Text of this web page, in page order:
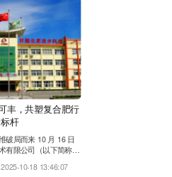
丰，共塑复合肥行
杆
破局而来 10 月 16 日
有限公司（以下简称
公司（以下简称 “施可
运维系统项目” 启动
2025-10-18 13:46:07